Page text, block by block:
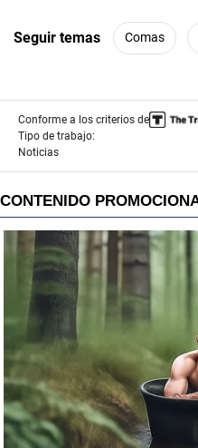
Seguir temas Comas
Conforme a los criterios de
Tipo de trabajo:
Noticias